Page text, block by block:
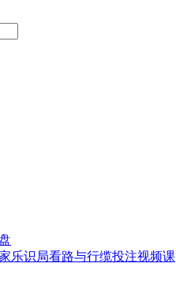
乐识局看路与行缆投注视频课